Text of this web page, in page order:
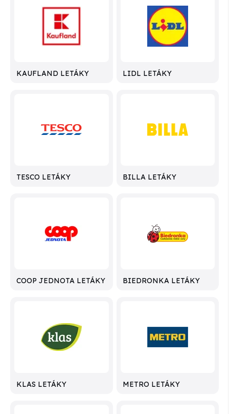
KAUFLAND LETÁKY LIDL LETÁKY
TESCO LETÁKY BILLA LETÁKY
COOP JEDNOTA LETÁKY BIEDRONKA LETÁKY
KLAS LETÁKY METRO LETÁKY